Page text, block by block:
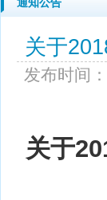
关于
发布时间
关于